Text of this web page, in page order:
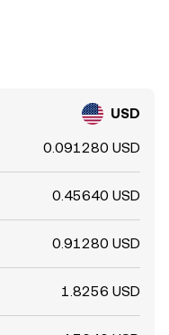
USD
0.091280 USD
0.45640 USD
0.91280 USD
1.8256 USD